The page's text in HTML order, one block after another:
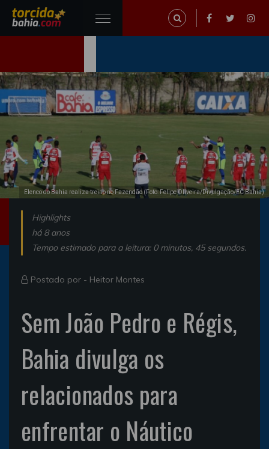
Elenco do Bahia realiza treino no Fazendão (Foto: Felipe Oliveira/Divulgação/EC Bahia)
Highlights
há 8 anos
Tempo estimado para a leitura: 0 minutos, 45 segundos.
Postado por - Heitor Montes
Sem João Pedro e Régis,
Bahia divulga os
relacionados para
enfrentar o Náutico